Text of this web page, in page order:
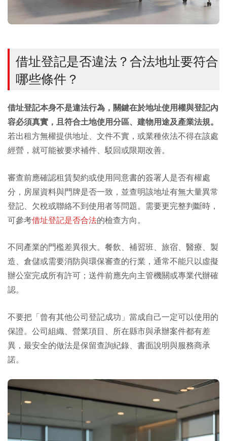
借址登記是否違法？合法地址要符合
哪些條件？
借址登記本身不是違法行為，關鍵在於地址使用權與登記內
容必須真實，且符合土地使用分區、建物用途及產業法規。
若出租方無權提供地址、文件不實，或業種依法不得在該處
經營，就可能被要求補件、駁回或限期改善。
審查前應確認租賃契約或使用同意書的簽署人是否有權處
分，房屋資料與門牌是否一致，並查明該地址有無大量異常
登記、欠稅或聯絡不到使用者等問題。需要更完整判斷時，
可參考借址登記是否合法的檢查方向。
不同產業的門檻差異很大。餐飲、補習班、旅宿、醫療、製
造、倉儲或需要消防與環保審查的行業，通常不能只以虛擬
辦公室完成所有許可；送件前應先向主管機關或專業代辦確
認。
不要把「曾有其他公司登記成功」當成自己一定可以使用的
保證。公司組織、營業項目、所在縣市與承辦案件都有差
異，最安全的做法是保留查詢紀錄、書面說明與服務商承
諾。